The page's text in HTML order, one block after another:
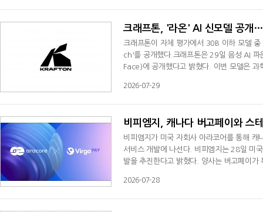
크래프톤, '라온' AI 신모델 공개
크래프톤이 자체 평가에서 30B 이하 모델
ch'를 공개했다.크래프톤은 29일 음성 AI
Face)에 공개했다고 밝혔다. 이번 모델은
이다. 음성 인식과 음성 합성, 음성 이해, 음
2026-07-29
비피엠지, 캐나다 버고페이와 스
비피엠지가 미국 자회사 아라코어를 통해
서비스 개발에 나선다. 비피엠지는 28일 미
발을 추진한다고 밝혔다. 양사는 버고페이
정화폐와 디지털자산 간 전환(On/Off-
2026-07-28